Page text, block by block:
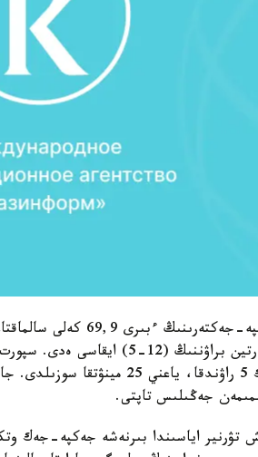
ش- تان كەلگەن مارتين براۋننىڭ
بەرگەن جەكپە-جەك 5 راۋندقا،
جەڭىلىس تاپتى.